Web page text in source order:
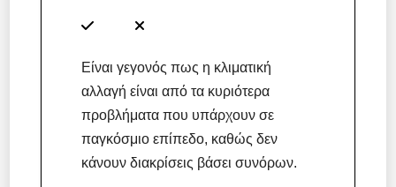
Είναι γεγονός πως η κλιματική
αλλαγή είναι από τα κυριότερα
προβλήματα που υπάρχουν σε
παγκόσμιο επίπεδο, καθώς δεν
κάνουν διακρίσεις βάσει συνόρων.